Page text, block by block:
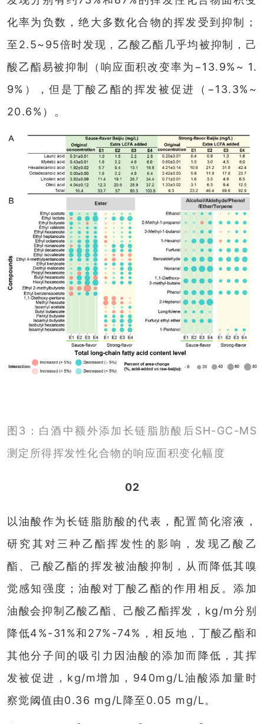
化率为负数，绝大多数化合物的挥发受到抑制；
至2.5~95倍时发现，乙酸乙酯几乎均被抑制，己
酸乙酯易被抑制（响应面积改变率为−13.9%~ 1.
9%），但是丁酸乙酯的挥发被促进（−13.3%~
20.6%）。
图3：白酒中额外添加长链脂肪酸后SH-GC-MS
测定所得挥发性化合物的响应面积变化幅度
02
以油酸作为长链脂肪酸的代表，配置简化溶液，
研究其对三种乙酯挥发性的影响，发现乙酸乙
酯、己酸乙酯的挥发被油酸抑制，从而降低其嗅
觉感知强度；油酸对丁酸乙酯的作用相反。添加
油酸会抑制乙酸乙酯、己酸乙酯挥发，kg/m分别
降低4%-31%和27%-74%，相反地，丁酸乙酯和
其他分子间的吸引力因油酸的添加而降低，其挥
发被促进，kg/m增加，940mg/L油酸添加量时
察觉阈值由0.36 mg/L降至0.05 mg/L。